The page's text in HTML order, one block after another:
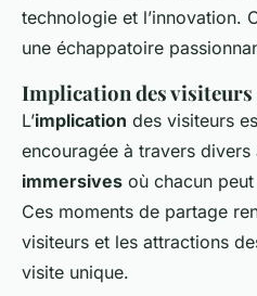
technologie et l’innovation.
une échappatoire
Implication des visiteurs
L’implication des visiteurs
encouragée à travers divers
immersives où chacun
Ces moments de partage
visiteurs et les attractions
visite unique.